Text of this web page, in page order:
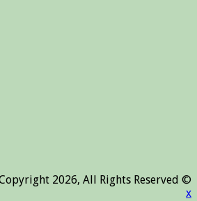
© Copyright 2026, All Rights Reserved
x